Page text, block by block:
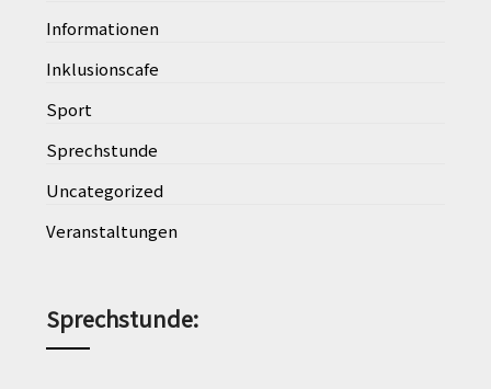
Informationen
Inklusionscafe
Sport
Sprechstunde
Uncategorized
Veranstaltungen
Sprechstunde: